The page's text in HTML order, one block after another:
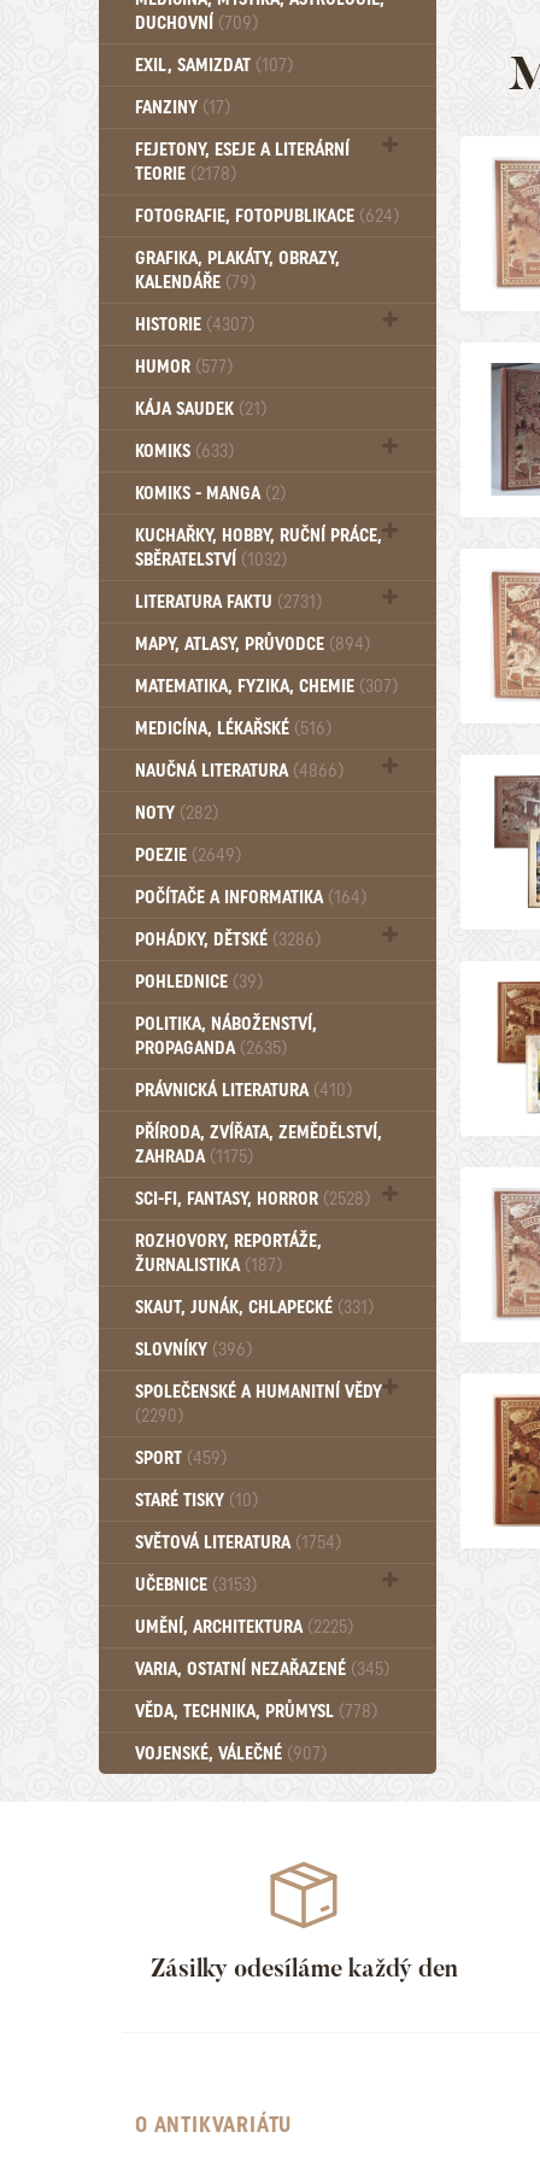
DUCHOVNÍ (709)
Okultismus (110)
EXIL, SAMIZDAT (107)
FANZINY (17)
FEJETONY, ESEJE A LITERÁRNÍ
TEORIE (2178)
Citáty, aforismy, snáře, přísloví,
FOTOGRAFIE, FOTOPUBLIKACE (624)
GRAFIKA, PLAKÁTY, OBRAZY,
KALENDÁŘE (79)
HISTORIE (4307)
Mytologie, Mýty, Báje, Pověsti (203)
HUMOR (577)
KÁJA SAUDEK (21)
KOMIKS (633)
Komiks - Čtyřlístek (233)
KOMIKS - MANGA (2)
KUCHAŘKY, HOBBY, RUČNÍ PRÁCE,
SBĚRATELSTVÍ (1032)
Dům a byt (102)
LITERATURA FAKTU (2731)
Katalogy (503)
MAPY, ATLASY, PRŮVODCE (894)
MATEMATIKA, FYZIKA, CHEMIE (307)
MEDICÍNA, LÉKAŘSKÉ (516)
NAUČNÁ LITERATURA (4866)
Zdraví a zdraví životní styl (510)
NOTY (282)
POEZIE (2649)
POČÍTAČE A INFORMATIKA (164)
POHÁDKY, DĚTSKÉ (3286)
Pro děti a mládež (2882)
Pohádky, Dětské - Od roku 1949 (257)
POHLEDNICE (39)
POLITIKA, NÁBOŽENSTVÍ,
PROPAGANDA (2635)
PRÁVNICKÁ LITERATURA (410)
PŘÍRODA, ZVÍŘATA, ZEMĚDĚLSTVÍ,
ZAHRADA (1175)
SCI-FI, FANTASY, HORROR (2528)
UFO (14)
ROZHOVORY, REPORTÁŽE,
ŽURNALISTIKA (187)
SKAUT, JUNÁK, CHLAPECKÉ (331)
SLOVNÍKY (396)
SPOLEČENSKÉ A HUMANITNÍ VĚDY
(2290)
Pedagogika (191)
Psychologie a osobní rozvoj (760)
SPORT (459)
STARÉ TISKY (10)
SVĚTOVÁ LITERATURA (1754)
UČEBNICE (3153)
Učebnice - Jazykové (1297)
Učebnice - VŠ (259)
Učebnice - ZŠ (556)
Učebnice - Ostatní (499)
UMĚNÍ, ARCHITEKTURA (2225)
VARIA, OSTATNÍ NEZAŘAZENÉ (345)
VĚDA, TECHNIKA, PRŮMYSL (778)
VOJENSKÉ, VÁLEČNÉ (907)
Zásilky odesíláme každý den
O ANTIKVARIÁTU